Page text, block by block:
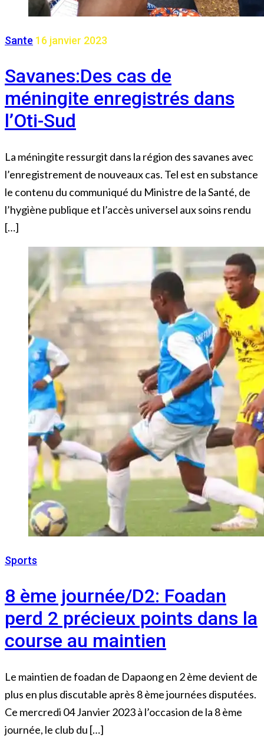
Sante 16 janvier 2023
Savanes:Des cas de
méningite enregistrés dans
l’Oti-Sud
La méningite ressurgit dans la région des savanes avec
l’enregistrement de nouveaux cas. Tel est en substance
le contenu du communiqué du Ministre de la Santé, de
l’hygiène publique et l’accès universel aux soins rendu
[…]
Sports
8 ème journée/D2: Foadan
perd 2 précieux points dans la
course au maintien
Le maintien de foadan de Dapaong en 2 ème devient de
plus en plus discutable après 8 ème journées disputées.
Ce mercredi 04 Janvier 2023 à l’occasion de la 8 ème
journée, le club du […]